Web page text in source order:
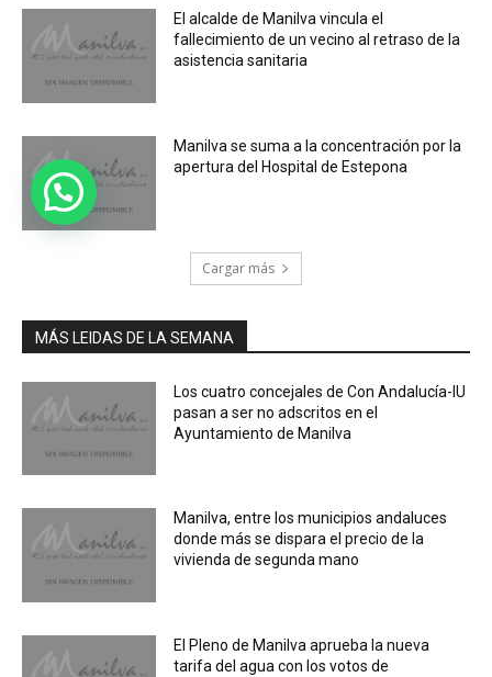
El alcalde de Manilva vincula el
fallecimiento de un vecino al retraso de la
asistencia sanitaria
Manilva se suma a la concentración por la
apertura del Hospital de Estepona
Cargar más
MÁS LEIDAS DE LA SEMANA
Los cuatro concejales de Con Andalucía-IU
pasan a ser no adscritos en el
Ayuntamiento de Manilva
Manilva, entre los municipios andaluces
donde más se dispara el precio de la
vivienda de segunda mano
El Pleno de Manilva aprueba la nueva
tarifa del agua con los votos de